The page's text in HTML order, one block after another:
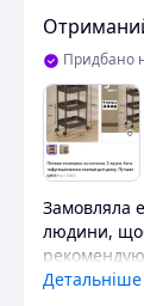
Придбано
Замовляла
людини,
Недоліки
Детальніше